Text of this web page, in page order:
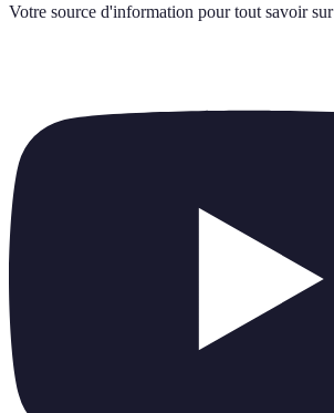
Votre source d'information pour tout savoir sur